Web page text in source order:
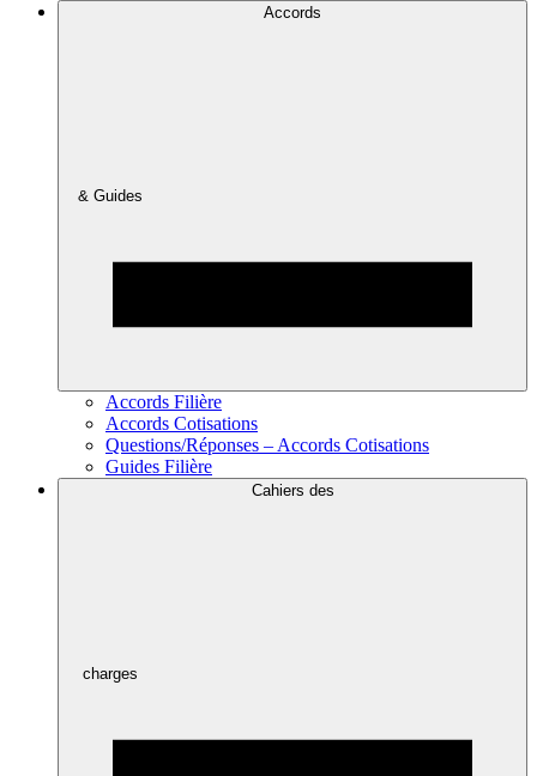
Accords
& Guides
Accords Filière
Accords Cotisations
Questions/Réponses – Accords Cotisations
Guides Filière
Cahiers des
charges